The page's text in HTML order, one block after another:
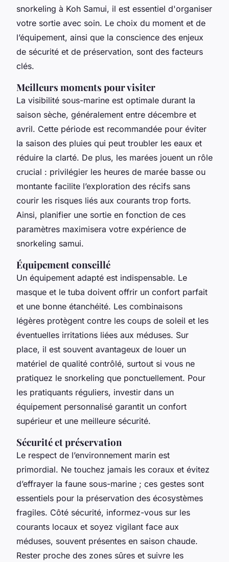
snorkeling à Koh Samui, il est essentiel d'organiser
votre sortie avec soin. Le choix du moment et de
l’équipement, ainsi que la conscience des enjeux
de sécurité et de préservation, sont des facteurs
clés.
Meilleurs moments pour visiter
La visibilité sous-marine est optimale durant la
saison sèche, généralement entre décembre et
avril. Cette période est recommandée pour éviter
la saison des pluies qui peut troubler les eaux et
réduire la clarté. De plus, les marées jouent un rôle
crucial : privilégier les heures de marée basse ou
montante facilite l’exploration des récifs sans
courir les risques liés aux courants trop forts.
Ainsi, planifier une sortie en fonction de ces
paramètres maximisera votre expérience de
snorkeling samui.
Équipement conseillé
Un équipement adapté est indispensable. Le
masque et le tuba doivent offrir un confort parfait
et une bonne étanchéité. Les combinaisons
légères protègent contre les coups de soleil et les
éventuelles irritations liées aux méduses. Sur
place, il est souvent avantageux de louer un
matériel de qualité contrôlé, surtout si vous ne
pratiquez le snorkeling que ponctuellement. Pour
les pratiquants réguliers, investir dans un
équipement personnalisé garantit un confort
supérieur et une meilleure sécurité.
Sécurité et préservation
Le respect de l’environnement marin est
primordial. Ne touchez jamais les coraux et évitez
d’effrayer la faune sous-marine ; ces gestes sont
essentiels pour la préservation des écosystèmes
fragiles. Côté sécurité, informez-vous sur les
courants locaux et soyez vigilant face aux
méduses, souvent présentes en saison chaude.
Rester proche des zones sûres et suivre les